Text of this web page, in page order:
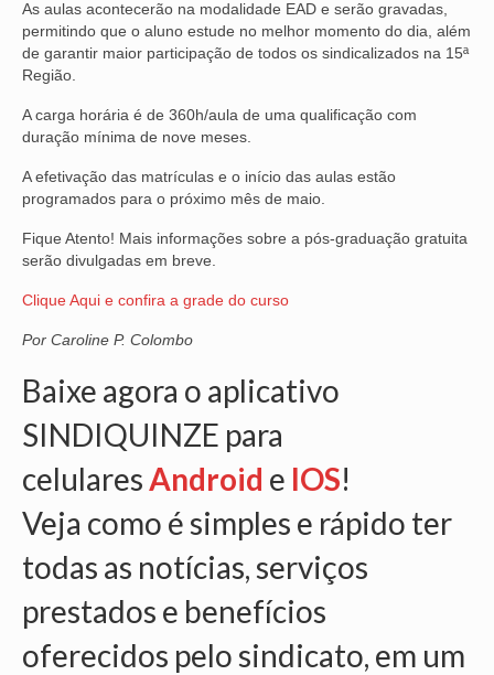
SINDICALIZE-SE
JURÍDICO
NÚCLEOS
APOSENTADOS
ANALISTAS JUDICIÁRIOS
ACESSIBILIDADE E INCLUSÃO
MULHERES
OFICIAIS DE JUSTIÇA
SAÚDE
SOLIDARIEDADE
TÉCNICOS JUDICIÁRIOS
TECNOLOGIA DA INFORMAÇÃO
As aulas acontecerão na modalidade EAD e serão gravadas,
permitindo que o aluno estude no melhor momento do dia, além
de garantir maior participação de todos os sindicalizados na 15ª
Região.
A carga horária é de 360h/aula de uma qualificação com
duração mínima de nove meses.
A efetivação das matrículas e o início das aulas estão
programados para o próximo mês de maio.
Fique Atento! Mais informações sobre a pós-graduação gratuita
serão divulgadas em breve.
Clique Aqui e confira a grade do curso
Por Caroline P. Colombo
Baixe agora o aplicativo
SINDIQUINZE para
celularesAndroid e IOS!
Veja como é simples e rápido ter
todas as notícias, serviços
prestados e benefícios
oferecidos pelo sindicato, em um